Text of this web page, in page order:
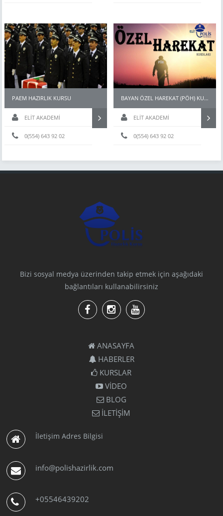
PAEM HAZIRLIK KURSU
ELİT AKADEMİ
0(554) 643 92 02
BAYAN ÖZEL HAREKAT (PÖH) KURSLARI
ELİT AKADEMİ
0(554) 643 92 02
Bizi sosyal medya üzerinden takip etmek için aşağıdaki
bağlantıları kullanabilirsiniz
ANASAYFA
HABERLER
KURSLAR
VİDEO
BLOG
İLETİŞİM
İletişim Adres Bilgisi
info@polishazirlik.com
+05546439202